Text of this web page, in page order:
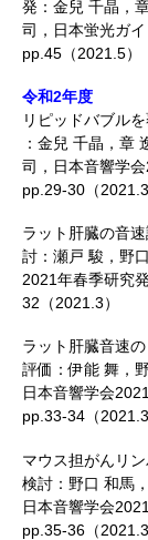
発：金兒 千晶，
司，日本蛍光ガ
pp.45（2021.5）
令和2年度
リピッドバブル
：金兒 千晶，章
司，日本音響学
pp.29-30（2021.3
ラット肝臓の音
討：瀬戸 駿，野
2021年春季研究
32（2021.3）
ラット肝臓音速
評価：伊能 舞，
日本音響学会
pp.33-34（2021.3
マウス担がんリ
検討：野口 和馬
日本音響学会
pp.35-36（2021.3